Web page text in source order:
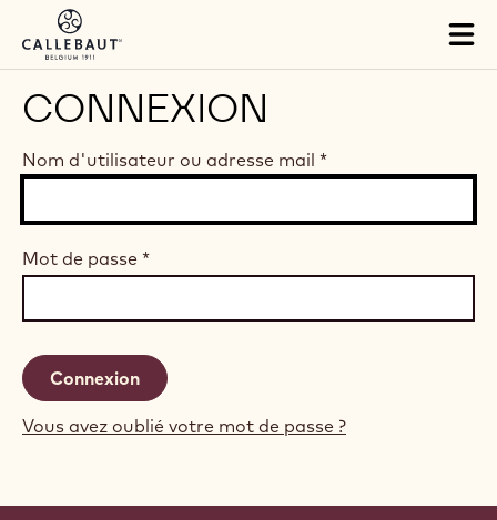
Skip to main content
CONNEXION
Nom d'utilisateur ou adresse mail *
Mot de passe *
Vous avez oublié votre mot de passe ?